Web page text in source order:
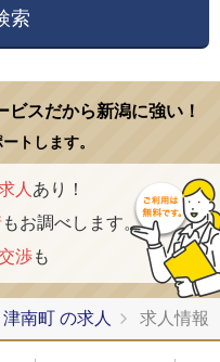
索
ビスだから新潟に強い！
トします。
人 あり！
もお調べします。
渉も
南町 の求人 求人情報